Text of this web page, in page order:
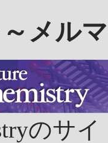
～メル
のサ